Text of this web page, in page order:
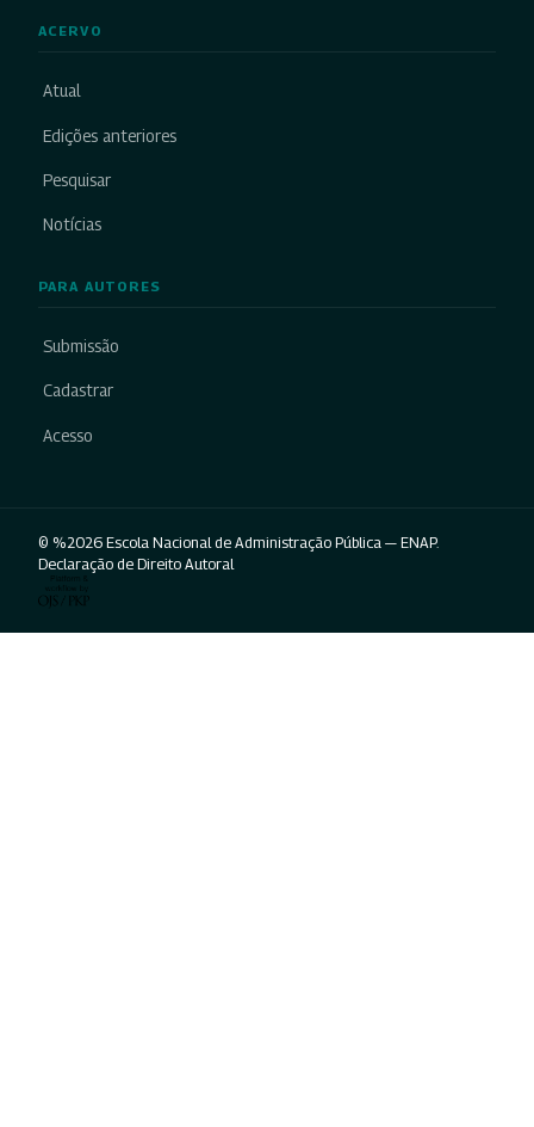
ACERVO
Atual
Edições anteriores
Pesquisar
Notícias
PARA AUTORES
Submissão
Cadastrar
Acesso
© %2026 Escola Nacional de Administração Pública — ENAP.
Declaração de Direito Autoral